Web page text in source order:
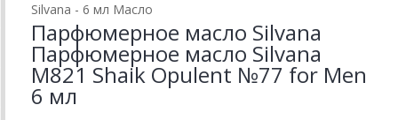
Silvana - 6 мл Масло
Парфюмерное масло Silvana
Парфюмерное масло Silvana
M821 Shaik Opulent №77 for Men
6 мл